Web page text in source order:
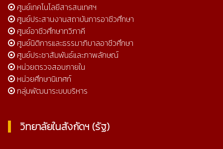
ศูนย์เทคโนโลยีสารสนเทศฯ
ศูนย์ประสานงานสถาบันการอาชีวศึกษา
ศูนย์อาชีวศึกษาทวิภาคี
ศูนย์นิติการและธรรมาภิบาลอาชีวศึกษา
ศูนย์ประชาสัมพันธ์และภาพลักษณ์
หน่วยตรวจสอบภายใน
หน่วยศึกษานิเทศก์
กลุ่มพัฒนาระบบบริหาร
วิทยาลัยในสังกัดฯ (รัฐ)